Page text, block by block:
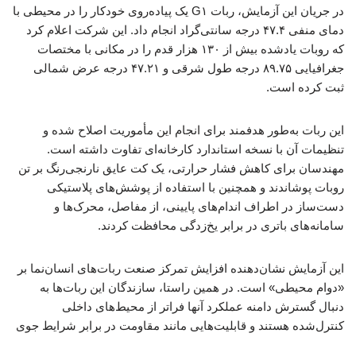
در جریان این آزمایش، ربات G۱ یک پیاده‌روی خودکار را در محیطی با
دمای منفی ۴۷.۴ درجه سانتی‌گراد انجام داد. این شرکت اعلام کرد
که روبات یادشده بیش از ۱۳۰ هزار قدم را در مکانی با مختصات
جغرافیایی ۸۹.۷۵ درجه طول شرقی و ۴۷.۲۱ درجه عرض شمالی
ثبت کرده است.
این ربات به‌طور هدفمند برای انجام این مأموریت اصلاح شده و
تنظیمات آن با نسخه استاندارد کارخانه‌ای تفاوت داشته است.
مهندسان برای کاهش فشار حرارتی، یک کت عایق نارنجی‌رنگ بر تن
روبات پوشاندند و همچنین با استفاده از پوشش‌های پلاستیکی
دست‌ساز در اطراف اندام‌های پایینی، از مفاصل، محرک‌ها و
سامانه‌های باتری در برابر یخ‌زدگی محافظت کردند.
این آزمایش نشان‌دهنده افزایش تمرکز صنعت ربات‌های انسان‌نما بر
«دوام محیطی» است. در همین راستا، سازندگان این ربات‌ها به
دنبال گسترش دامنه عملکرد آنها فراتر از محیط‌های داخلی
کنترل‌شده هستند و قابلیت‌هایی مانند مقاومت در برابر شرایط جوی